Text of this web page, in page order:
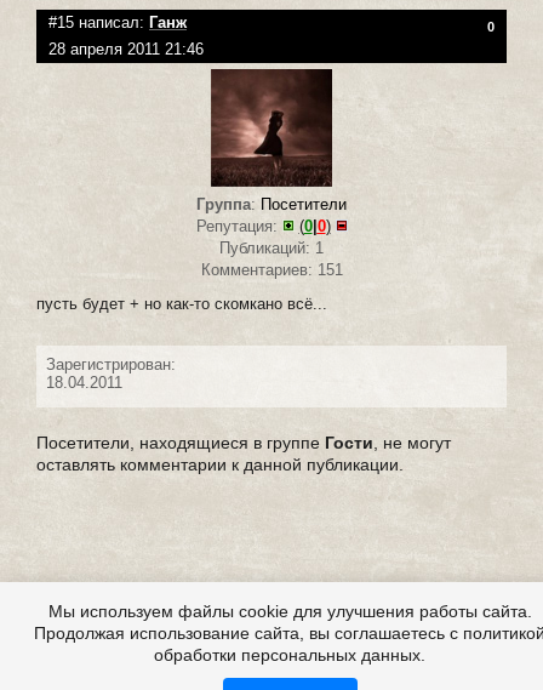
#15 написал: Ганж 0
28 апреля 2011 21:46
Группа: Посетители
Репутация:
(0|0)
Публикаций: 1
Комментариев: 151
пусть будет + но как-то скомкано всё...
Зарегистрирован:
18.04.2011
Посетители, находящиеся в группе Гости , не могут
оставлять комментарии к данной публикации.
Мы используем файлы cookie для улучшения работы сайта.
Продолжая использование сайта, вы соглашаетесь с
обработки персональных данных.